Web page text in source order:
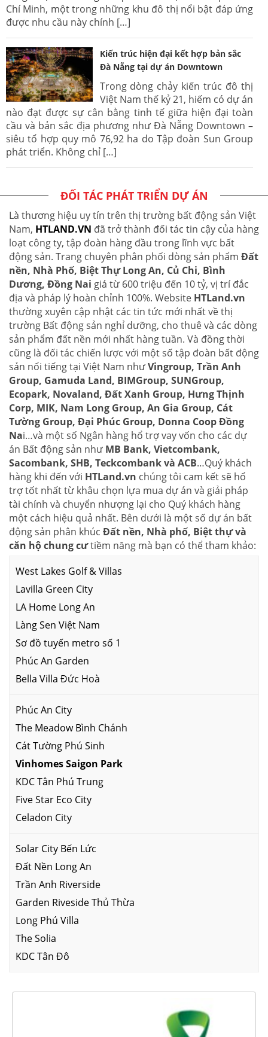
Chí Minh, một trong những khu đô thị nổi bật đáp ứng
được nhu cầu này chính […]
Kiến trúc hiện đại kết hợp bản sắc
Đà Nẵng tại dự án Downtown
Trong dòng chảy kiến trúc đô thị
Việt Nam thế kỷ 21, hiếm có dự án
nào đạt được sự cân bằng tinh tế giữa hiện đại toàn
cầu và bản sắc địa phương như Đà Nẵng Downtown –
siêu tổ hợp quy mô 76,92 ha do Tập đoàn Sun Group
phát triển. Không chỉ […]
ĐỐI TÁC PHÁT TRIỂN DỰ ÁN
Là thương hiệu uy tín trên thị trường bất động sản Việt
Nam, HTLAND.VN đã trở thành đối tác tin cậy của hàng
loạt công ty, tập đoàn hàng đầu trong lĩnh vực bất
động sản. Trang chuyên phân phối dòng sản phẩm Đất
nền, Nhà Phố, Biệt Thự Long An, Củ Chi, Bình
Dương, Đồng Nai giá từ 600 triệu đến 10 tỷ, vị trí đắc
địa và pháp lý hoàn chỉnh 100%. Website HTLand.vn
thường xuyên cập nhật các tin tức mới nhất về thị
trường Bất động sản nghỉ dưỡng, cho thuê và các dòng
sản phẩm đất nền mới nhất hàng tuần. Và đồng thời
cũng là đối tác chiến lược với một số tập đoàn bất động
sản nổi tiếng tại Việt Nam nhưVingroup, Trần Anh
Group, Gamuda Land, BIMGroup, SUNGroup,
Ecopark, Novaland, Đất Xanh Group, Hưng Thịnh
Corp, MIK, Nam Long Group, An Gia Group, Cát
Tường Group, Đại Phúc Group, Donna Coop Đồng
Nai…và một số Ngân hàng hổ trợ vay vốn cho các dự
án Bất động sản như MB Bank, Vietcombank,
Sacombank, SHB, Teckcombank và ACB…Quý khách
hàng khi đến với HTLand.vn chúng tôi cam kết sẽ hổ
trợ tốt nhất từ khâu chọn lựa mua dự án và giải pháp
tài chính và chuyển nhượng lại cho Quý khách hàng
một cách hiệu quả nhất. Bên dưới là một số dự án bất
động sản phân khúc Đất nền, Nhà phố, Biệt thự và
căn hộ chung cưtiềm năng mà bạn có thể tham khảo:
West Lakes Golf & Villas
Lavilla Green City
LA Home Long An
Làng Sen Việt Nam
Sơ đồ tuyến metro số 1
Phúc An Garden
Bella Villa Đức Hoà
Phúc An City
The Meadow Bình Chánh
Cát Tường Phú Sinh
Vinhomes Saigon Park
KDC Tân Phú Trung
Five Star Eco City
Celadon City
Solar City Bến Lức
Đất Nền Long An
Trần Anh Riverside
Garden Riveside Thủ Thừa
Long Phú Villa
The Solia
KDC Tân Đô